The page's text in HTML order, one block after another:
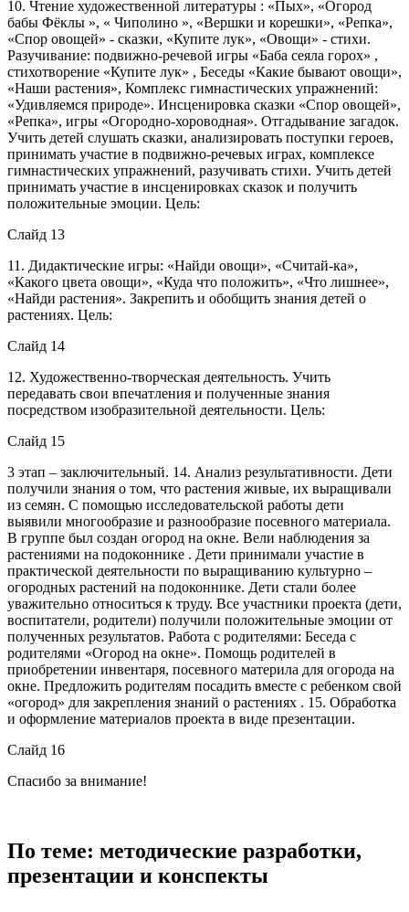
10. Чтение художественной литературы : «Пых», «Огород
бабы Фёклы », « Чиполино », «Вершки и корешки», «Репка»,
«Спор овощей» - сказки, «Купите лук», «Овощи» - стихи.
Разучивание: подвижно-речевой игры «Баба сеяла горох» ,
стихотворение «Купите лук» , Беседы «Какие бывают овощи»,
«Наши растения», Комплекс гимнастических упражнений:
«Удивляемся природе». Инсценировка сказки «Спор овощей»,
«Репка», игры «Огородно-хороводная». Отгадывание загадок.
Учить детей слушать сказки, анализировать поступки героев,
принимать участие в подвижно-речевых играх, комплексе
гимнастических упражнений, разучивать стихи. Учить детей
принимать участие в инсценировках сказок и получить
положительные эмоции. Цель:
Слайд 13
11. Дидактические игры: «Найди овощи», «Считай-ка»,
«Какого цвета овощи», «Куда что положить», «Что лишнее»,
«Найди растения». Закрепить и обобщить знания детей о
растениях. Цель:
Слайд 14
12. Художественно-творческая деятельность. Учить
передавать свои впечатления и полученные знания
посредством изобразительной деятельности. Цель:
Слайд 15
3 этап – заключительный. 14. Анализ результативности. Дети
получили знания о том, что растения живые, их выращивали
из семян. С помощью исследовательской работы дети
выявили многообразие и разнообразие посевного материала.
В группе был создан огород на окне. Вели наблюдения за
растениями на подоконнике . Дети принимали участие в
практической деятельности по выращиванию культурно –
огородных растений на подоконнике. Дети стали более
уважительно относиться к труду. Все участники проекта (дети,
воспитатели, родители) получили положительные эмоции от
полученных результатов. Работа с родителями: Беседа с
родителями «Огород на окне». Помощь родителей в
приобретении инвентаря, посевного материла для огорода на
окне. Предложить родителям посадить вместе с ребенком свой
«огород» для закрепления знаний о растениях . 15. Обработка
и оформление материалов проекта в виде презентации.
Слайд 16
Спасибо за внимание!
По теме: методические разработки,
презентации и конспекты